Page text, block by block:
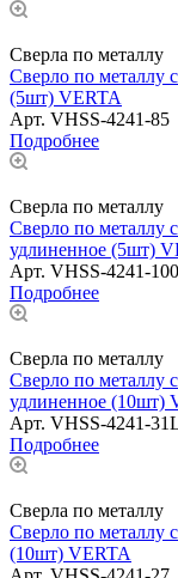
Сверла по металлу
Сверло по металлу
(5шт) VERTA
Арт. VHSS-4241-85
Подробнее
Сверла по металлу
Сверло по металлу
удлиненное (5шт)
Арт. VHSS-4241-
Подробнее
Сверла по металлу
Сверло по металлу
удлиненное (10шт)
Арт. VHSS-4241-
Подробнее
Сверла по металлу
Сверло по металлу
(10шт) VERTA